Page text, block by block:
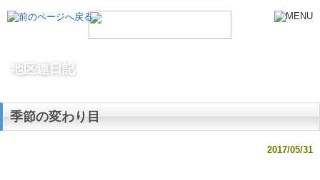
地区連日記
季節の変わり目
2017/05/31